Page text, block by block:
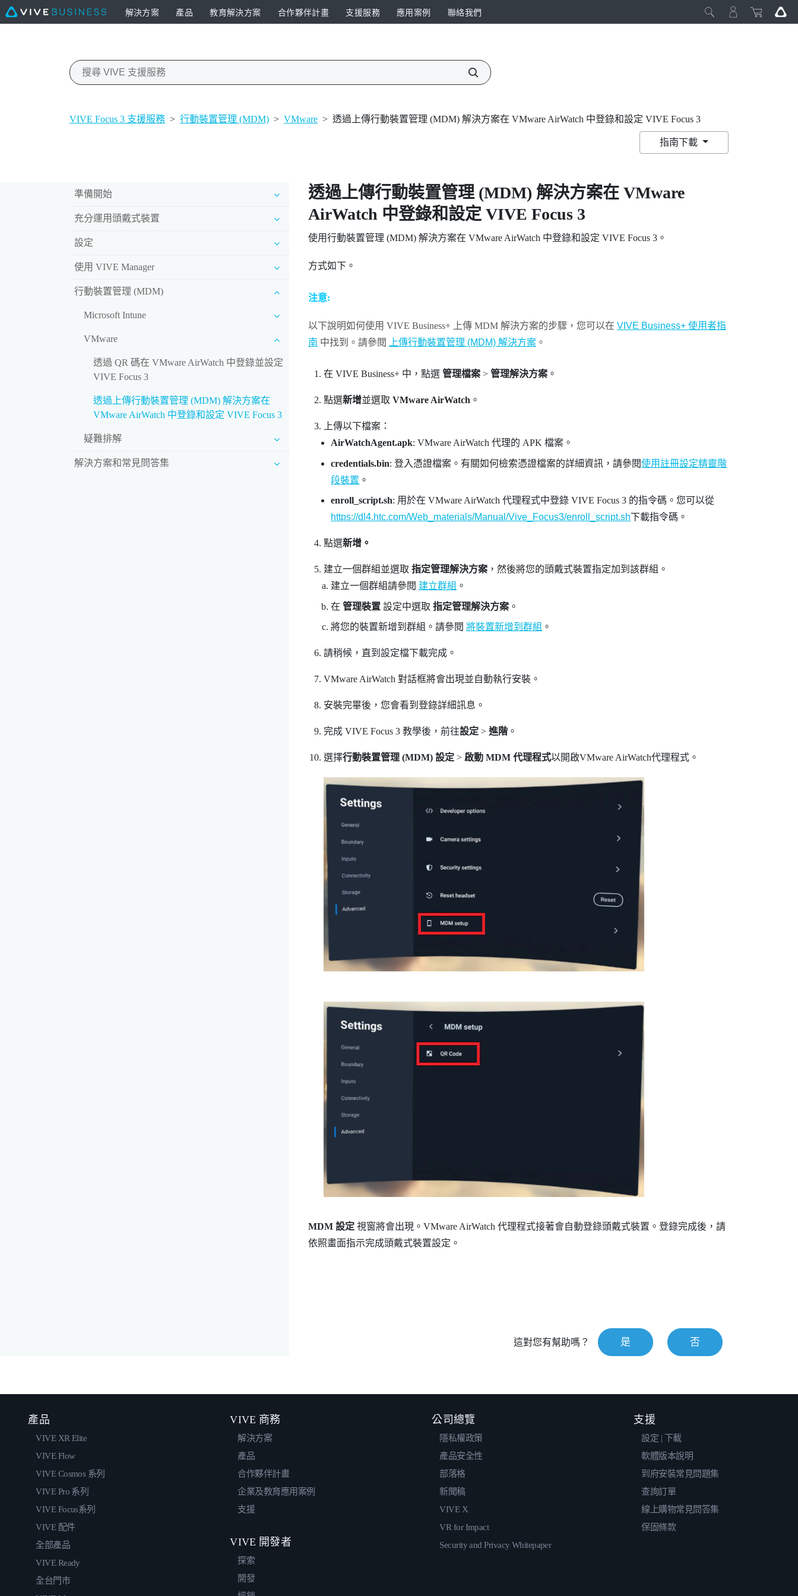
解決方案 產品 教育解決方案 合作夥伴計畫 支援服務 應用案例 聯絡我們
VIVE Focus 3 支援服務 > 行動裝置管理 (MDM) > VMware > 透過上傳行動裝置管理 (MDM) 解決方案在 VMware AirWatch 中登錄和設定 VIVE Focus 3
指南下載
準備開始
充分運用頭戴式裝置
設定
使用 VIVE Manager
行動裝置管理 (MDM)
Microsoft Intune
VMware
透過 QR 碼在 VMware AirWatch 中登錄並設定
VIVE Focus 3
透過上傳行動裝置管理 (MDM) 解決方案在
VMware AirWatch 中登錄和設定 VIVE Focus 3
疑難排解
解決方案和常見問答集
透過上傳行動裝置管理 (MDM) 解決方案在 VMware
AirWatch 中登錄和設定VIVE Focus 3
使用行動裝置管理 (MDM) 解決方案在 VMware AirWatch 中登錄和設定 VIVE Focus 3。
方式如下。
注意:
以下說明如何使用 VIVE Business+上傳 MDM 解決方案的步驟，您可以在 VIVE Business+ 使用者指
南 中找到。請參閱 上傳行動裝置管理 (MDM) 解決方案。
在 VIVE Business+中，點選 管理檔案> 管理解決方案。
點選新增並選取 VMware AirWatch。
上傳以下檔案：
AirWatchAgent.apk: VMware AirWatch 代理的 APK 檔案。
credentials.bin: 登入憑證檔案。有關如何檢索憑證檔案的詳細資訊，請參閱使用註冊設定精靈階
段裝置 。
enroll_script.sh: 用於在VMware AirWatch 代理程式中登錄VIVE Focus 3 的指令碼。您可以從
https://dl4.htc.com/Web_materials/Manual/Vive_Focus3/enroll_script.sh下載指令碼。
點選新增。
建立一個群組並選取 指定管理解決方案，然後將您的頭戴式裝置指定加到該群組。
建立一個群組請參閱 建立群組 。
在管理裝置 設定中選取指定管理解決方案 。
將您的裝置新增到群組。請參閱將裝置新增到群組 。
請稍候，直到設定檔下載完成。
VMware AirWatch 對話框將會出現並自動執行安裝。
安裝完畢後，您會看到登錄詳細訊息。
完成 VIVE Focus 3教學後，前往設定> 進階。
選擇行動裝置管理 (MDM) 設定 > 啟動 MDM 代理程式以開啟VMware AirWatch代理程式。
MDM 設定視窗將會出現。 VMware AirWatch 代理程式接著會自動登錄頭戴式裝置。登錄完成後，請
依照畫面指示完成頭戴式裝置設定。
這對您有幫助嗎？ 是 否
產品
VIVE XR Elite
VIVE Flow
VIVE Cosmos 系列
VIVE Pro 系列
VIVE Focus系列
VIVE 配件
全部產品
VIVE Ready
全台門市
VIVE 商務
解決方案
產品
合作夥伴計畫
企業及教育應用案例
支援
VIVE 開發者
探索
開發
公司總覽
隱私權政策
產品安全性
部落格
新聞稿
VIVE X
VR for Impact
Security and Privacy Whitepaper
支援
設定 | 下載
軟體版本說明
到府安裝常見問題集
查詢訂單
線上購物常見問答集
保固條款